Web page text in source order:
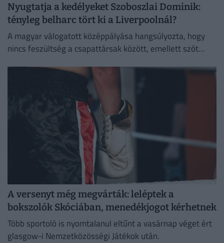
Nyugtatja a kedélyeket Szoboszlai Dominik:
tényleg belharc tört ki a Liverpoolnál?
A magyar válogatott középpályása hangsúlyozta, hogy
nincs feszültség a csapattársak között, emellett szót
A versenyt még megvárták: leléptek a
bokszolók Skóciában, menedékjogot kérhetnek
Több sportoló is nyomtalanul eltűnt a vasárnap véget ért
glasgow-i Nemzetközösségi Játékok után.